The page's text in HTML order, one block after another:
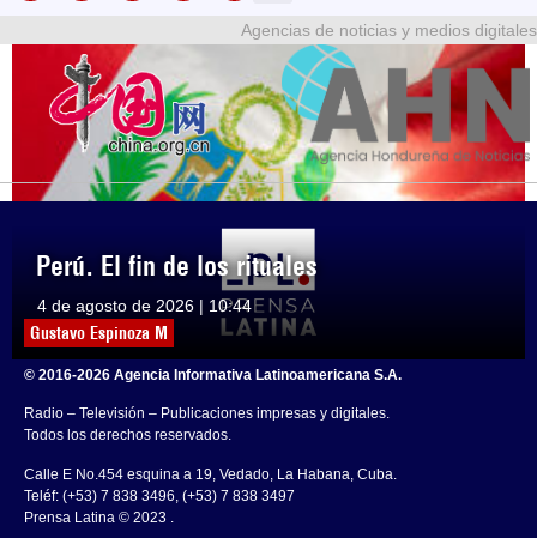
Perú. El fin de los rituales
4 de agosto de 2026 | 10:44
Gustavo Espinoza M
Agencias de noticias y medios digitales
© 2016-2026 Agencia Informativa Latinoamericana S.A.
Radio – Televisión – Publicaciones impresas y digitales.
Todos los derechos reservados.
Calle E No.454 esquina a 19, Vedado, La Habana, Cuba.
Teléf: (+53) 7 838 3496, (+53) 7 838 3497
Prensa Latina © 2023 .